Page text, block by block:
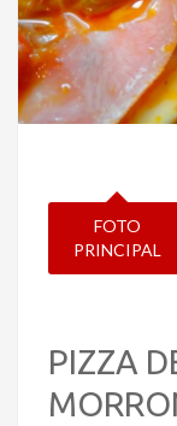
FOTO
PRINCIPAL
PIZZA